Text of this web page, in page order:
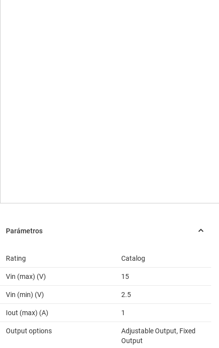
Rating Catalog
Vin (max) (V) 15
Vin (min) (V) 2.5
Iout (max) (A) 1
Output options
Adjustable Output, Fixed
Output